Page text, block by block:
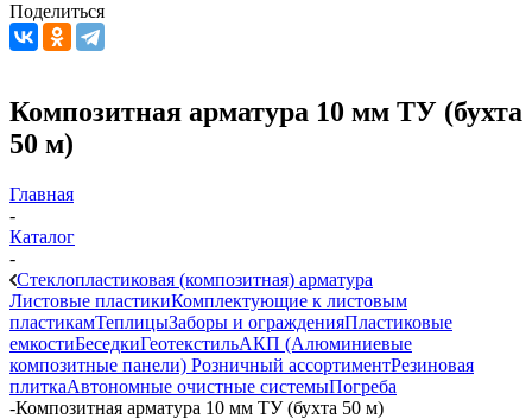
Поделиться
Композитная арматура 10 мм ТУ (бухта
50 м)
Главная
-
Каталог
-
Стеклопластиковая (композитная) арматура
Листовые пластикиКомплектующие к листовым
пластикамТеплицыЗаборы и огражденияПластиковые
емкостиБеседкиГеотекстильАКП (Алюминиевые
композитные панели) Розничный ассортиментРезиновая
плиткаАвтономные очистные системыПогреба
-Композитная арматура 10 мм ТУ (бухта 50 м)